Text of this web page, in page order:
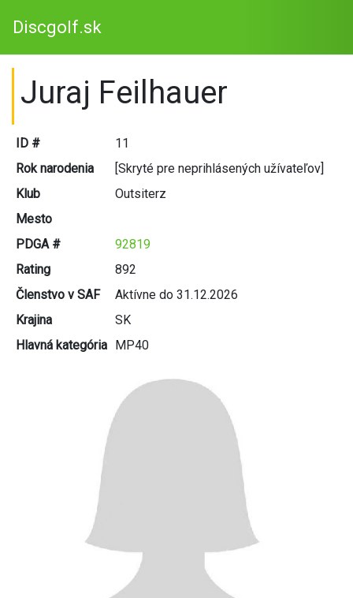
Discgolf.sk
Juraj Feilhauer
ID #
11
Rok narodenia
[Skryté pre neprihlásených užívateľov]
Klub
Outsiterz
Mesto
PDGA #
92819
Rating
892
Členstvo v SAF
Aktívne do 31.12.2026
Krajina
SK
Hlavná kategória MP40